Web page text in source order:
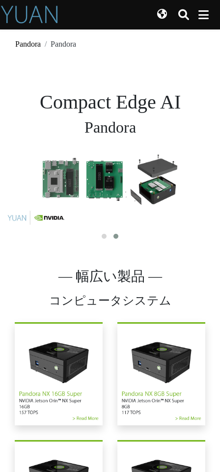
Pandora Pandora
Compact Edge AI
Pandora
— 幅広い製品 —
コンピュータシステム